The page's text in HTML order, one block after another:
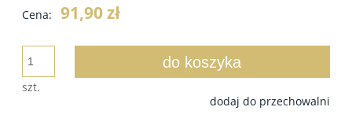
Cena: 91,90 zł
szt.
do koszyka
dodaj do przechowalni